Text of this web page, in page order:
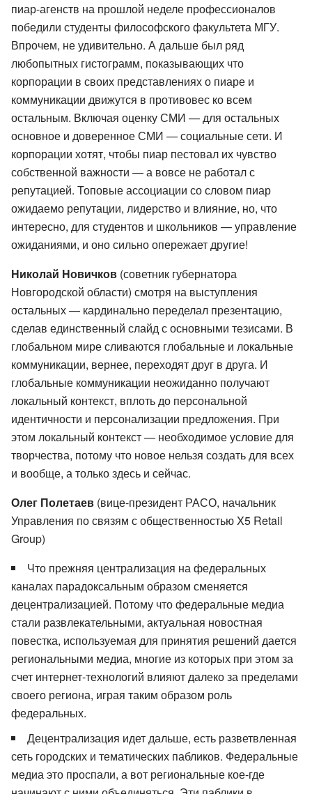
пиар-агенств на прошлой неделе профессионалов
победили студенты философского факультета МГУ.
Впрочем, не удивительно. А дальше был ряд
любопытных гистограмм, показывающих что
корпорации в своих представлениях о пиаре и
коммуникации движутся в противовес ко всем
остальным. Включая оценку СМИ — для остальных
основное и доверенное СМИ — социальные сети. И
корпорации хотят, чтобы пиар пестовал их чувство
собственной важности — а вовсе не работал с
репутацией. Топовые ассоциации со словом пиар
ожидаемо репутации, лидерство и влияние, но, что
интересно, для студентов и школьников — управление
ожиданиями, и оно сильно опережает другие!
Николай Новичков (советник губернатора
Новгородской области) смотря на выступления
остальных — кардинально переделал презентацию,
сделав единственный слайд с основными тезисами. В
глобальном мире сливаются глобальные и локальные
коммуникации, вернее, переходят друг в друга. И
глобальные коммуникации неожиданно получают
локальный контекст, вплоть до персональной
идентичности и персонализации предложения. При
этом локальный контекст — необходимое условие для
творчества, потому что новое нельзя создать для всех
и вообще, а только здесь и сейчас.
Олег Полетаев (вице-президент РАСО, начальник
Управления по связям с общественностью X5 Retail
Group)
Что прежняя централизация на федеральных
каналах парадоксальным образом сменяется
децентрализацией. Потому что федеральные медиа
стали развлекательными, актуальная новостная
повестка, используемая для принятия решений дается
региональными медиа, многие из которых при этом за
счет интернет-технологий влияют далеко за пределами
своего региона, играя таким образом роль
федеральных.
Децентрализация идет дальше, есть разветвленная
сеть городских и тематических пабликов. Федеральные
медиа это проспали, а вот региональные кое-где